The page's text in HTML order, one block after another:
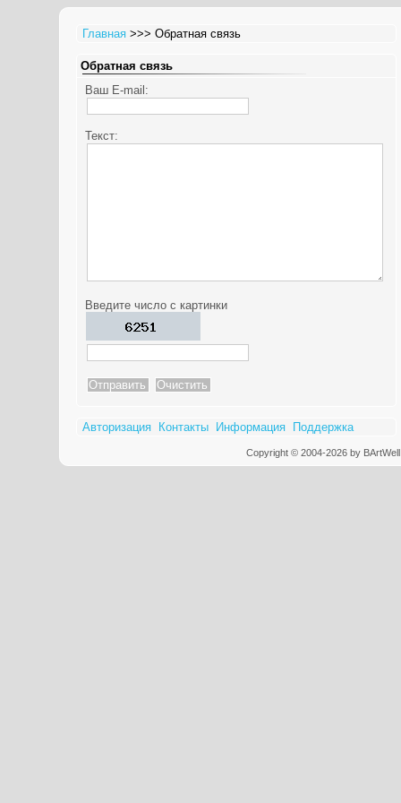
Главная >>> Обратная связь
Обратная связь
Ваш E-mail:
Текст:
Введите число с картинки
Авторизация Контакты Информация Поддержка
Copyright © 2004-2026 by BArtWell